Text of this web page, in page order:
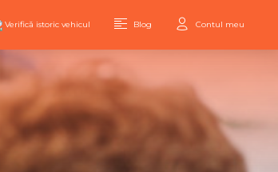
Verifică istoric vehicul Blog Contul meu